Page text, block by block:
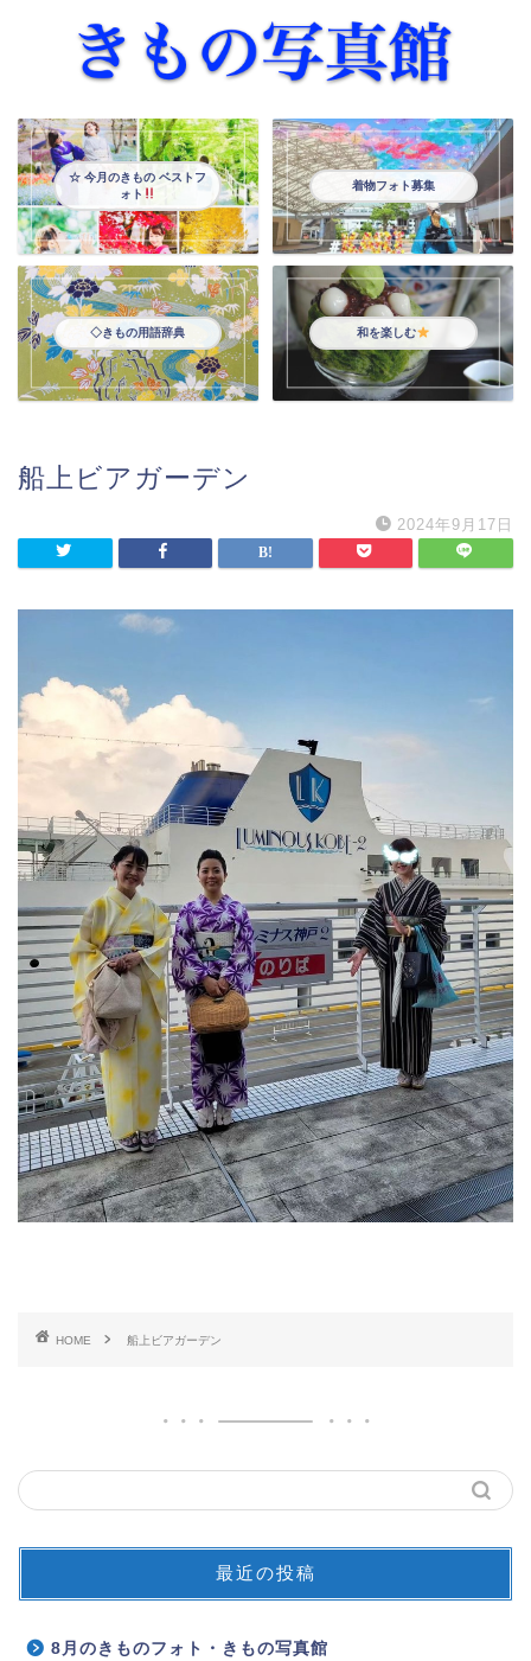
☆ 今月のきもの ベストフ
ォト
着物フォト募集
◇きもの用語辞典 和を楽しむ
船上ビアガーデン
2024年9月17日
HOME 船上ビアガーデン
最近の投稿
8月のきものフォト・きもの写真館